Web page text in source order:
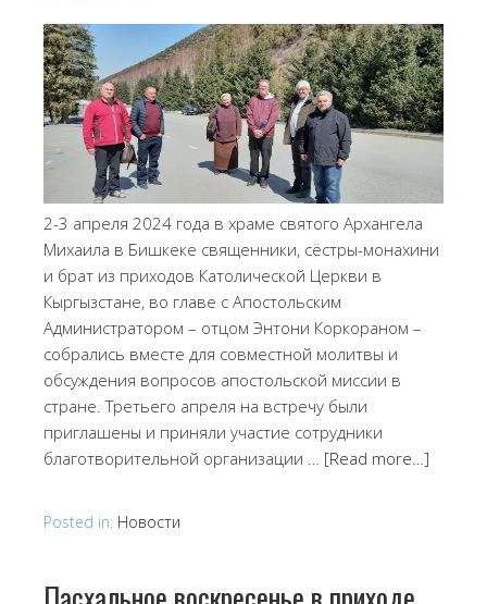
2-3 апреля 2024 года в храме святого Архангела
Михаила в Бишкеке священники, сёстры-монахини
и брат из приходов Католической Церкви в
Кыргызстане, во главе с Апостольским
Администратором – отцом Энтони Коркораном –
собрались вместе для совместной молитвы и
обсуждения вопросов апостольской миссии в
стране. Третьего апреля на встречу были
приглашены и приняли участие сотрудники
благотворительной организации … [Read more…]
Posted in: Новости